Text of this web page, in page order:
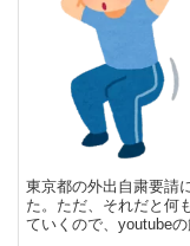
東京都の外出自粛要請
た。ただ、それだと何
ていくので、youtube